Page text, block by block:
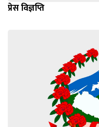
प्रेस विज्ञप्ति